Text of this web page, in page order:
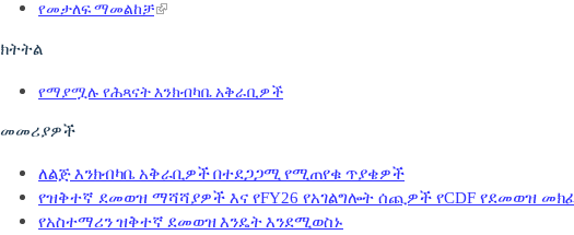
የመታለፍ ማመልከቻ
ክትትል
የማያሟሉ የሕጻናት እንክብካቤ አቅራቢዎች
መመሪያዎች
ለልጅእንክብካቤአቅራቢዎችበተደጋጋሚ የሚጠየቁ ጥያቄዎች
የዝቅተኛ ደመወዝ ማሻሻያዎች እና የFY26 የአገልግሎት ሰጪዎች የCDF የደመወዝ
የአስተማሪንዝቅተኛ ደመወዝእንዴትእንደሚወስኑ